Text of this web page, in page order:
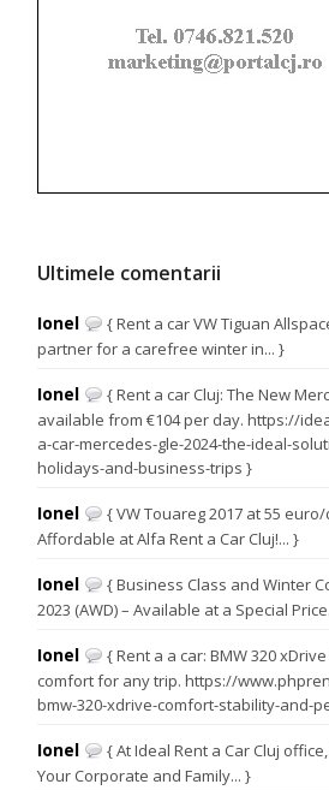
Ultimele comentarii
Ionel
{ Rent a car VW Tiguan
partner for a carefree winter in... }
Ionel
{ Rent a car Cluj: The New
available from €104 per day. https://
a-car-mercedes-gle-2024-the-ideal-
holidays-and-business-trips }
Ionel
{ VW Touareg 2017 at 55
Affordable at Alfa Rent a Car Cluj!... }
Ionel
{ Business Class and Winter
2023 (AWD) – Available at a Special
Ionel
{ Rent a a car: BMW 320
comfort for any trip. https://
bmw-320-xdrive-comfort-stability-and-
Ionel
{ At Ideal Rent a Car Cluj
Your Corporate and Family... }